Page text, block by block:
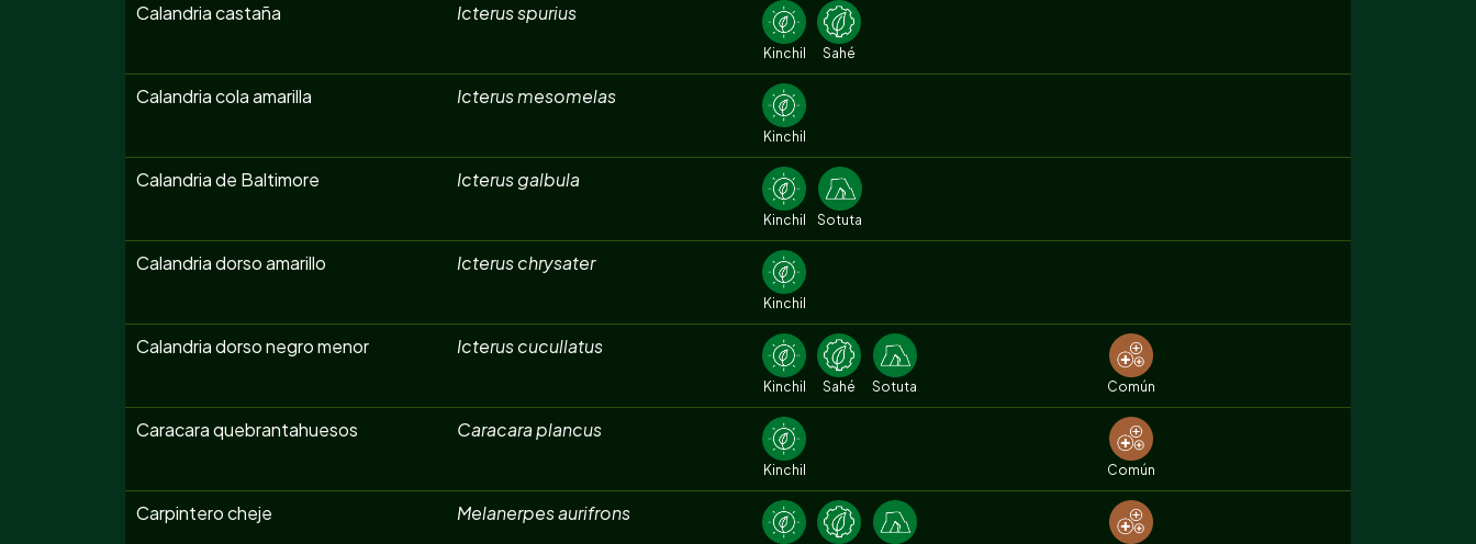
Calandria castaña Icterus spurius
Kinchil Sahé
Calandria cola amarilla Icterus mesomelas
Kinchil
Calandria de Baltimore Icterus galbula
Kinchil Sotuta
Calandria dorso amarillo Icterus chrysater
Kinchil
Calandria dorso negro menor Icterus cucullatus
Kinchil Sahé Sotuta Común
Caracara quebrantahuesos Caracara plancus
Kinchil Común
Carpintero cheje Melanerpes aurifrons